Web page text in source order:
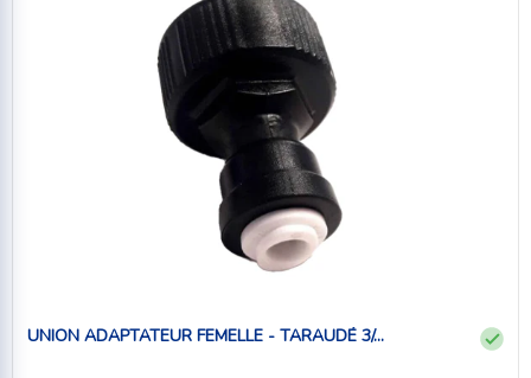
UNION ADAPTATEUR FEMELLE - TARAUDÉ 3/...